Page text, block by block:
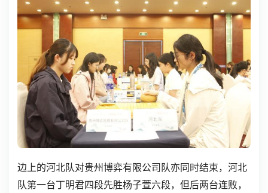
边上的河北队对贵州博弈有限公司队亦同时结束，河北
队第一台丁明君四段先胜杨子萱六段，但后两台连败，